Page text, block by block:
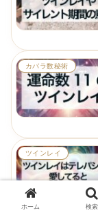
カバラ数秘術
ツインレイ
ホーム 検索